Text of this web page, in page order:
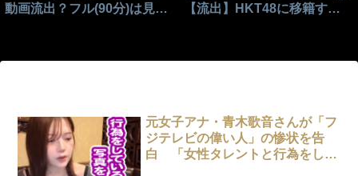
動画流出？フル(90分)は見れ
【流出】HKT48に移籍する
元女子アナ・青木歌音さんが「フ
ジテレビの偉い人」の惨状を告
白 「女性タレントと行為をして